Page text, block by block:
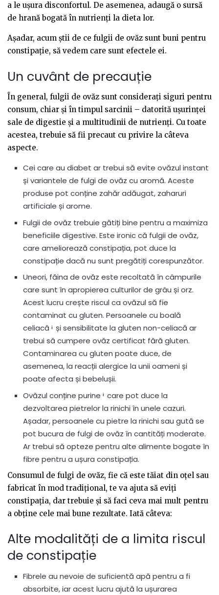
a le ușura disconfortul. De asemenea, adaugă o sursă
de hrană bogată în nutrienți la dieta lor.
Așadar, acum știi de ce fulgii de ovăz sunt buni pentru
constipație, să vedem care sunt efectele ei.
Un cuvânt de precauție
În general, fulgii de ovăz sunt considerați siguri pentru
consum, chiar și în timpul sarcinii – datorită ușurinței
sale de digestie și a multitudinii de nutrienți. Cu toate
acestea, trebuie să fii precaut cu privire la câteva
aspecte.
Cei care au diabet ar trebui să evite ovăzul instant
și variantele de fulgi de ovăz cu aromă. Aceste
produse pot conține zahăr adăugat, zaharuri
artificiale și arome.
Fulgii de ovăz trebuie gătiți bine pentru a maximiza
beneficiile digestive. Este ironic că fulgii de ovăz,
care ameliorează constipația, pot duce la
constipație dacă nu sunt pregătiți corespunzător.
Uneori, făina de ovăz este recoltată în câmpurile
care sunt în apropierea culturilor de grâu și orz.
Acest lucru crește riscul ca ovăzul să fie
contaminat cu gluten. Persoanele cu boală
celiacăi
și sensibilitate la gluten non-celiacă ar
trebui să cumpere ovăz certificat fără gluten.
Contaminarea cu gluten poate duce, de
asemenea, la reacții alergice la unii oameni și
poate afecta și bebelușii.
Ovăzul conține purinei care pot duce la
dezvoltarea pietrelor la rinichi în unele cazuri.
Așadar, persoanele cu pietre la rinichi sau gută se
pot bucura de fulgi de ovăz în cantități moderate.
Ar trebui să opteze pentru alte alimente bogate în
fibre pentru a ușura constipația.
Consumul de fulgi de ovăz, fie că este tăiat din oțel sau
fabricat în mod tradițional, te va ajuta să eviți
constipația, dar trebuie și să faci ceva mai mult pentru
a obține cele mai bune rezultate. Iată câteva:
Alte modalități de a limita riscul
de constipație
Fibrele au nevoie de suficientă apă pentru a fi
absorbite, iar acest lucru ajută la ușurarea